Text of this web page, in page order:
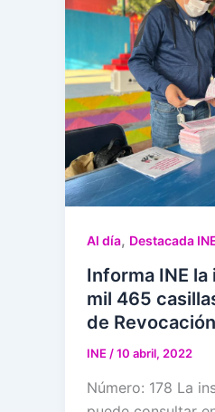
Al día, Destacada
Informa INE
mil 465
de
INE /10 abril, 2022
Número: 178 La